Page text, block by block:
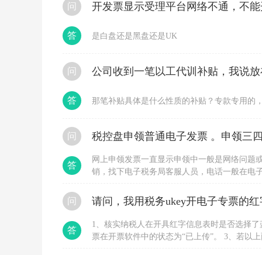
开发票显示受理平台网络不通，不
问
是白盘还是黑盘还是UK
答
问
那笔补贴具体是什么性质的补贴？专款专用的
答
税控盘申领普通电子发票 。申领三
问
网上申领发票一直显示申领中一般是网络问题
销，找下电子税务局客服人员，电话一般在电
答
问
1、核实纳税人在开具红字信息表时是否选择
票在开票软件中的状态为“已上传”。 3、若以
答